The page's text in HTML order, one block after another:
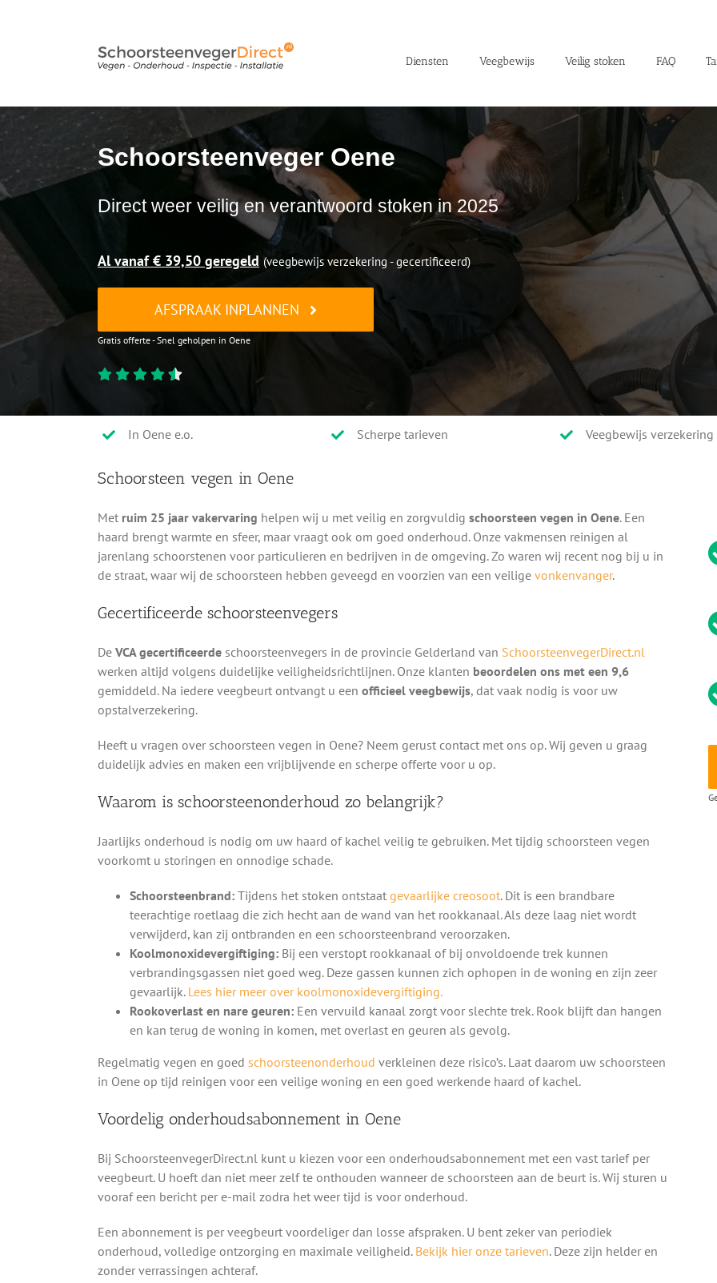
Diensten Veegbewijs Veilig stoken FAQ
Schoorsteenveger Oene
Direct weer veilig en verantwoord stoken in 2025
Al vanaf € 39,50 geregeld (veegbewijs verzekering - gecertificeerd)
AFSPRAAK INPLANNEN
Gratis offerte - Snel geholpen in Oene
In Oene e.o. Scherpe tarieven Veegbewijs verzekering
Schoorsteen vegen in Oene
Met ruim 25 jaar vakervaring helpen wij u met veilig en zorgvuldig schoorsteen vegen in Oene. Een
haard brengt warmte en sfeer, maar vraagt ook om goed onderhoud. Onze vakmensen reinigen al
jarenlang schoorstenen voor particulieren en bedrijven in de omgeving. Zo waren wij recent nog bij u in
de straat, waar wij de schoorsteen hebben geveegd en voorzien van een veilige vonkenvanger.
Gecertificeerde schoorsteenvegers
De VCA gecertificeerdeschoorsteenvegers in de provincie Gelderland van SchoorsteenvegerDirect.nl
werken altijd volgens duidelijke veiligheidsrichtlijnen. Onze klanten beoordelen ons met een 9,6
gemiddeld. Na iedere veegbeurt ontvangt u een officieel veegbewijs, dat vaak nodig is voor uw
opstalverzekering.
Heeft u vragen over schoorsteen vegen in Oene? Neem gerust contact met ons op. Wij geven u graag
duidelijk advies en maken een vrijblijvende en scherpe offerte voor u op.
Waarom is schoorsteenonderhoud zo belangrijk?
Jaarlijks onderhoud is nodig om uw haard of kachel veilig te gebruiken. Met tijdig schoorsteen vegen
voorkomt u storingen en onnodige schade.
Schoorsteenbrand:Tijdens het stoken ontstaat gevaarlijke creosoot. Dit is een brandbare
teerachtige roetlaag die zich hecht aan de wand van het rookkanaal. Als deze laag niet wordt
verwijderd, kan zij ontbranden en een schoorsteenbrand veroorzaken.
Koolmonoxidevergiftiging:Bij een verstopt rookkanaal of bij onvoldoende trek kunnen
verbrandingsgassen niet goed weg. Deze gassen kunnen zich ophopen in de woning en zijn zeer
gevaarlijk. Lees hier meer over koolmonoxidevergiftiging.
Rookoverlast en nare geuren:Een vervuild kanaal zorgt voor slechte trek. Rook blijft dan hangen
en kan terug de woning in komen, met overlast en geuren als gevolg.
Regelmatig vegen en goed schoorsteenonderhoud verkleinen deze risico’s. Laat daarom uw schoorsteen
in Oene op tijd reinigen voor een veilige woning en een goed werkende haard of kachel.
Voordelig onderhoudsabonnement in Oene
Bij SchoorsteenvegerDirect.nl kunt u kiezen voor een onderhoudsabonnement met een vast tarief per
veegbeurt. U hoeft dan niet meer zelf te onthouden wanneer de schoorsteen aan de beurt is. Wij sturen u
vooraf een bericht per e-mail zodra het weer tijd is voor onderhoud.
Een abonnement is per veegbeurt voordeliger dan losse afspraken. U bent zeker van periodiek
onderhoud, volledige ontzorging en maximale veiligheid. Bekijk hier onze tarieven. Deze zijn helder en
zonder verrassingen achteraf.